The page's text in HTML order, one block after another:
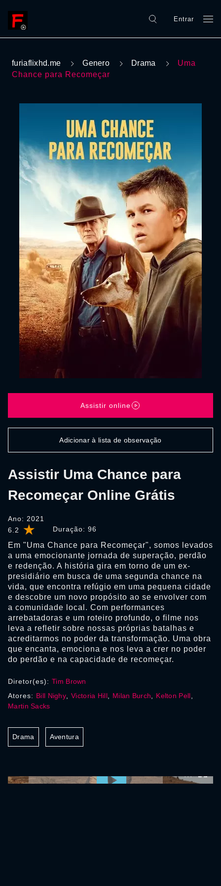
Entrar
furiaflixhd.me Genero Drama
Uma
Chance para Recomeçar
6.2 Duração: 96
Assistir Uma Chance para
Recomeçar Online Grátis
Ano: 2021
Em "Uma Chance para Recomeçar", somos levados
a uma emocionante jornada de superação, perdão
e redenção. A história gira em torno de um ex-
presidiário em busca de uma segunda chance na
vida, que encontra refúgio em uma pequena cidade
e descobre um novo propósito ao se envolver com
a comunidade local. Com performances
arrebatadoras e um roteiro profundo, o filme nos
leva a refletir sobre nossas próprias batalhas e
acreditarmos no poder da transformação. Uma obra
que encanta, emociona e nos leva a crer no poder
do perdão e na capacidade de recomeçar.
Assistir online
Adicionar à lista de observação
Diretor(es): Tim Brown
Atores: Bill Nighy Victoria Hill, Milan Burch Kelton Pell
Martin Sacks
Drama Aventura